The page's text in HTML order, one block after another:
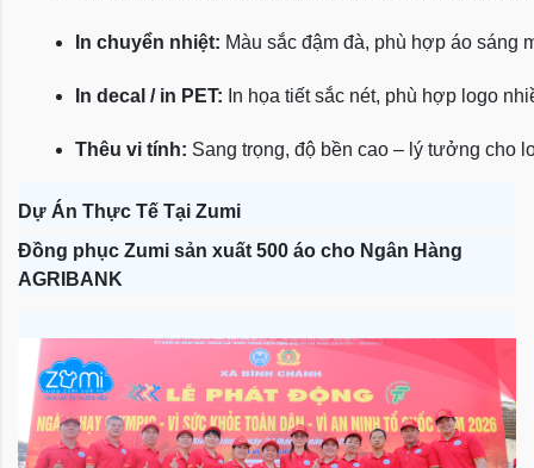
In chuyển nhiệt: Màu sắc đậm đà, phù hợp áo sáng
In decal / in PET: In họa tiết sắc nét, phù hợp logo
Thêu vi tính: Sang trọng, độ bền cao – lý tưởng cho
Dự Án Thực Tế Tại Zumi
Đồng phục Zumi sản xuất 500 áo cho Ngân Hàng
AGRIBANK